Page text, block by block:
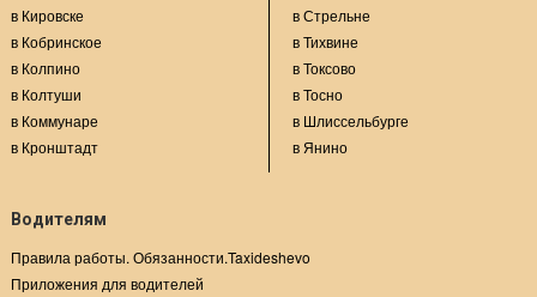
в Кировске
в Кобринское
в Колпино
в Колтуши
в Коммунаре
в Кронштадт
в Стрельне
в Тихвине
в Токсово
в Тосно
в Шлиссельбурге
в Янино
Водителям
Правила работы. Обязанности.Taxideshevo
Приложения для водителей